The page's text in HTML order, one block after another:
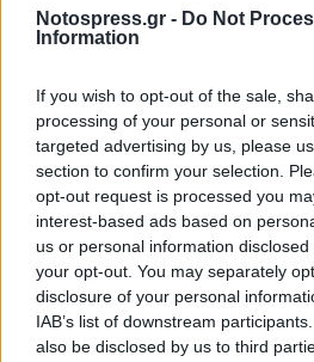
Notospress.gr - Do Not
Information
If you wish to opt-out of the sale,
processing of your personal or
targeted advertising by us, please
section to confirm your selection.
opt-out request is processed you
interest-based ads based on
us or personal information
your opt-out. You may separately
disclosure of your personal
IAB’s list of downstream
also be disclosed by us to third